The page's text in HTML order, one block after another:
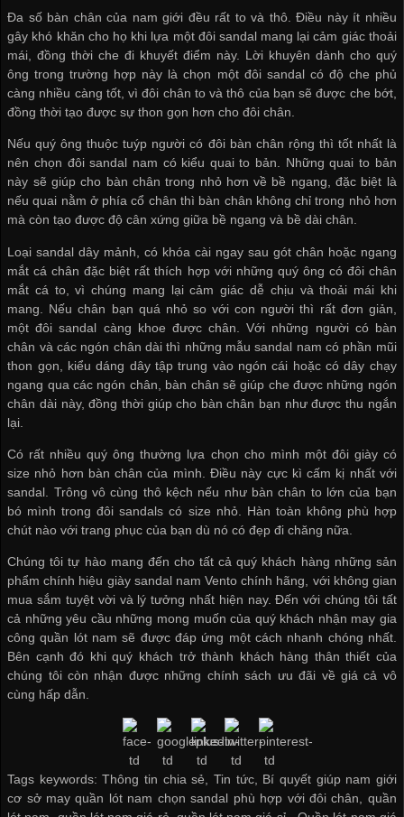
Đa số bàn chân của nam giới đều rất to và thô. Điều này ít nhiều
gây khó khăn cho họ khi lựa một đôi sandal mang lại cảm giác thoải
mái, đồng thời che đi khuyết điểm này. Lời khuyên dành cho quý
ông trong trường hợp này là chọn một đôi sandal có độ che phủ
càng nhiều càng tốt, vì đôi chân to và thô của bạn sẽ được che bớt,
đồng thời tạo được sự thon gọn hơn cho đôi chân.
Nếu quý ông thuộc tuýp người có đôi bàn chân rộng thì tốt nhất là
nên chọn đôi sandal nam có kiểu quai to bản. Những quai to bản
này sẽ giúp cho bàn chân trong nhỏ hơn về bề ngang, đặc biệt là
nếu quai nằm ở phía cổ chân thì bàn chân không chỉ trong nhỏ hơn
mà còn tạo được độ cân xứng giữa bề ngang và bề dài chân.
Loại sandal dây mảnh, có khóa cài ngay sau gót chân hoặc ngang
mắt cá chân đặc biệt rất thích hợp với những quý ông có đôi chân
mắt cá to, vì chúng mang lại cảm giác dễ chịu và thoải mái khi
mang. Nếu chân bạn quá nhỏ so với con người thì rất đơn giản,
một đôi sandal càng khoe được chân. Với những người có bàn
chân và các ngón chân dài thì những mẫu sandal nam có phần mũi
thon gọn, kiểu dáng dây tập trung vào ngón cái hoặc có dây chạy
ngang qua các ngón chân, bàn chân sẽ giúp che được những ngón
chân dài này, đồng thời giúp cho bàn chân bạn như được thu ngắn
lại.
Có rất nhiều quý ông thường lựa chọn cho mình một đôi giày có
size nhỏ hơn bàn chân của mình. Điều này cực kì cấm kị nhất với
sandal. Trông vô cùng thô kệch nếu như bàn chân to lớn của bạn
bó mình trong đôi sandals có size nhỏ. Hàn toàn không phù hợp
chút nào với trang phục của bạn dù nó có đẹp đi chăng nữa.
Chúng tôi tự hào mang đến cho tất cả quý khách hàng những sản
phẩm chính hiệu giày sandal nam Vento chính hãng, với không gian
mua sắm tuyệt vời và lý tưởng nhất hiện nay. Đến với chúng tôi tất
cả những yêu cầu những mong muốn của quý khách nhận may gia
công quần lót nam sẽ được đáp ứng một cách nhanh chóng nhất.
Bên cạnh đó khi quý khách trở thành khách hàng thân thiết của
chúng tôi còn nhận được những chính sách ưu đãi về giá cả vô
cùng hấp dẫn.
Tags keywords: Thông tin chia sẻ, Tin tức, Bí quyết giúp nam giới
cơ sở may quần lót nam chọn sandal phù hợp với đôi chân, quần